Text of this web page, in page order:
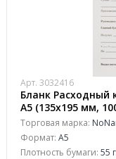
Арт. 3032416
Бланк Расходный
А5 (135х195 мм,
пленке)
Торговая марка:
Формат: A5
Плотность бумаги: 55